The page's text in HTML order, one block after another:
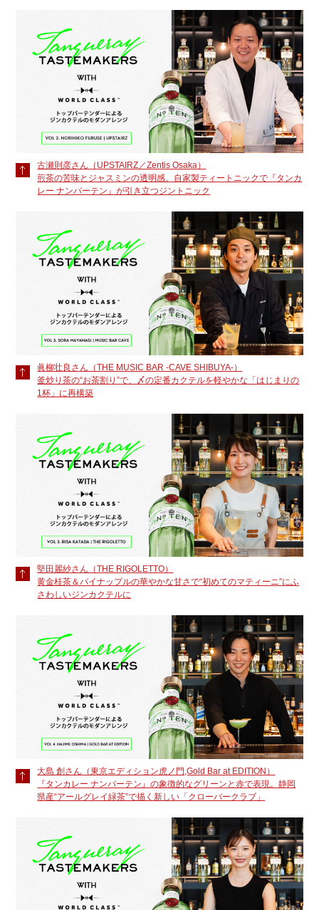
古瀬則彦さん（UPSTAIRZ／Zentis Osaka）
煎茶の苦味とジャスミンの透明感。自家製ティートニックで『タンカ
レー ナンバーテン』が引き立つジントニック
眞柳壮良さん（THE MUSIC BAR -CAVE SHIBUYA-）
釜炒り茶の“お茶割り”で、〆の定番カクテルを軽やかな「はじまりの
1杯」に再構築
堅田麗紗さん（THE RIGOLETTO）
黄金桂茶＆パイナップルの華やかな甘さで“初めてのマティーニ”にふ
さわしいジンカクテルに
大島 創さん（東京エディション虎ノ門,Gold Bar at EDITION）
『タンカレー ナンバーテン』の象徴的なグリーンと赤で表現。静岡
県産“アールグレイ緑茶”で描く新しい「クローバークラブ」